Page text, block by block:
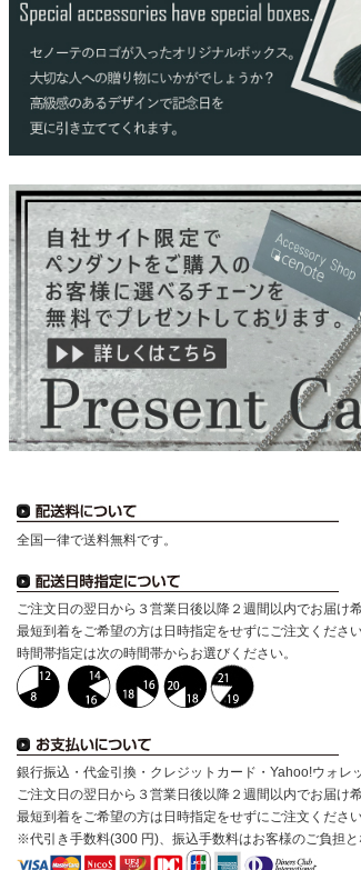
全国一律で送料無料です。
ご注文日の翌日から３営業日後以降２週間以内でお届け
最短到着をご希望の方は日時指定をせずにご注文ください
時間帯指定は次の時間帯からお選びください。
銀行振込・代金引換・クレジットカード・Yahoo!ウォレ
ご注文日の翌日から３営業日後以降２週間以内でお届け
最短到着をご希望の方は日時指定をせずにご注文ください
※代引き手数料(300 円)、振込手数料はお客様のご負担と